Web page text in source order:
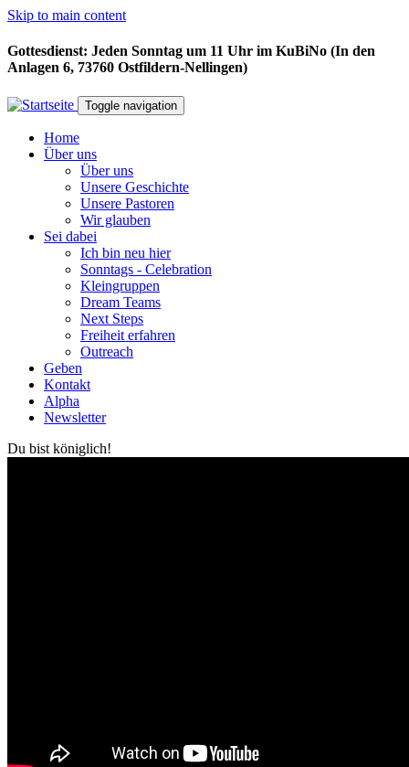
Skip to main content
Gottesdienst: Jeden Sonntag um 11 Uhr im KuBiNo (In den
Anlagen 6, 73760 Ostfildern-Nellingen)
Toggle navigation
Home
Über uns
Über uns
Unsere Geschichte
Unsere Pastoren
Wir glauben
Sei dabei
Ich bin neu hier
Sonntags - Celebration
Kleingruppen
Dream Teams
Next Steps
Freiheit erfahren
Outreach
Geben
Kontakt
Alpha
Newsletter
Du bist königlich!